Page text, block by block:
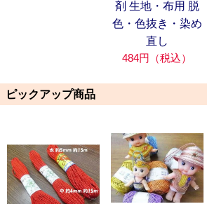
剤 生地・布用 脱
色・色抜き・染め
直し
484円（税込）
ピックアップ商品